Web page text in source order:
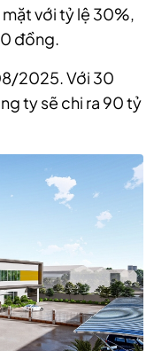
với tỷ lệ 30%,
đồng.
2025. Với 30
ty sẽ chi ra 90 tỷ